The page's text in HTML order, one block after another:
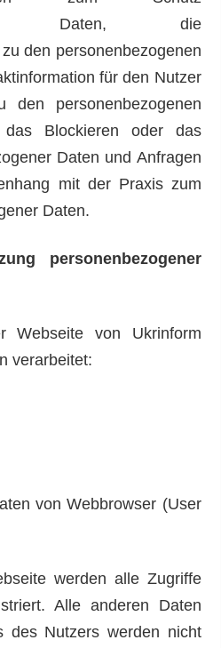
Daten, die
den personenbezogenen
für den Nutzer
personenbezogenen
das Blockieren oder das
Daten und Anfragen
mit der Praxis zum
Daten.
personenbezogener
Webseite von Ukrinform
verarbeitet:
von Webbrowser (User
werden alle Zugriffe
Alle anderen Daten
des Nutzers werden nicht